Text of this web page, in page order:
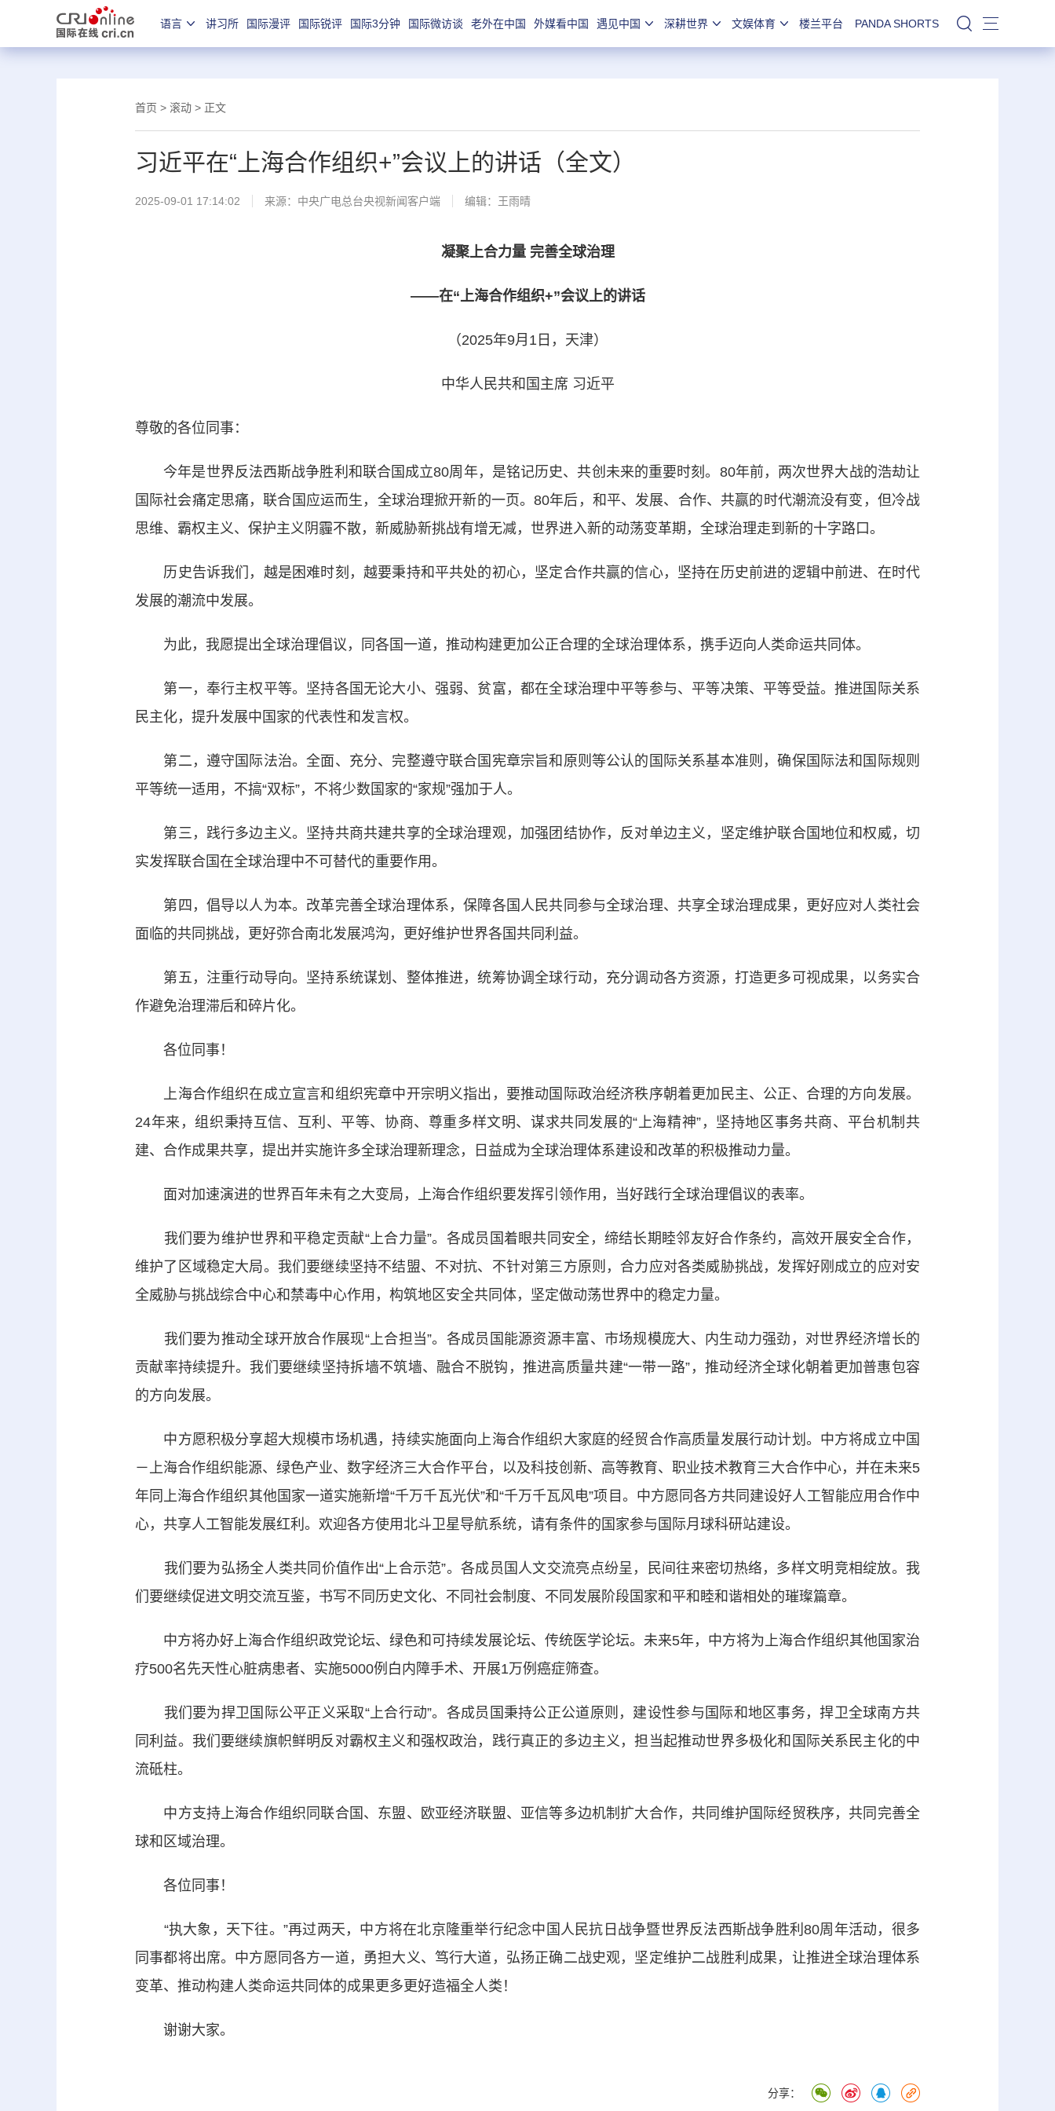
语言 讲习所 国际漫评 国际锐评 国际3分钟 国际微访谈 老外在中国 外媒看中国 遇见中国 深耕世界 文娱体育 楼兰平台 PANDA SHORTS 站内搜索
首页 > 滚动 > 正文
习近平在“上海合作组织+”会议上的讲话（全文）
2025-09-01 17:14:02 来源： 中央广电总台央视新闻客户端 编辑：王雨晴
凝聚上合力量 完善全球治理
——在“上海合作组织+”会议上的讲话
（2025年9月1日，天津）
中华人民共和国主席 习近平
尊敬的各位同事：
今年是世界反法西斯战争胜利和联合国成立80周年，是铭记历史、共创未来的重要时刻。80年前，两次世界大战的浩劫让
国际社会痛定思痛，联合国应运而生，全球治理掀开新的一页。80年后，和平、发展、合作、共赢的时代潮流没有变，但冷战
思维、霸权主义、保护主义阴霾不散，新威胁新挑战有增无减，世界进入新的动荡变革期，全球治理走到新的十字路口。
历史告诉我们，越是困难时刻，越要秉持和平共处的初心，坚定合作共赢的信心，坚持在历史前进的逻辑中前进、在时代
发展的潮流中发展。
为此，我愿提出全球治理倡议，同各国一道，推动构建更加公正合理的全球治理体系，携手迈向人类命运共同体。
第一，奉行主权平等。坚持各国无论大小、强弱、贫富，都在全球治理中平等参与、平等决策、平等受益。推进国际关系
民主化，提升发展中国家的代表性和发言权。
第二，遵守国际法治。全面、充分、完整遵守联合国宪章宗旨和原则等公认的国际关系基本准则，确保国际法和国际规则
平等统一适用，不搞“双标”，不将少数国家的“家规”强加于人。
第三，践行多边主义。坚持共商共建共享的全球治理观，加强团结协作，反对单边主义，坚定维护联合国地位和权威，切
实发挥联合国在全球治理中不可替代的重要作用。
第四，倡导以人为本。改革完善全球治理体系，保障各国人民共同参与全球治理、共享全球治理成果，更好应对人类社会
面临的共同挑战，更好弥合南北发展鸿沟，更好维护世界各国共同利益。
第五，注重行动导向。坚持系统谋划、整体推进，统筹协调全球行动，充分调动各方资源，打造更多可视成果，以务实合
作避免治理滞后和碎片化。
各位同事！
上海合作组织在成立宣言和组织宪章中开宗明义指出，要推动国际政治经济秩序朝着更加民主、公正、合理的方向发展。
24年来，组织秉持互信、互利、平等、协商、尊重多样文明、谋求共同发展的“上海精神”，坚持地区事务共商、平台机制共
建、合作成果共享，提出并实施许多全球治理新理念，日益成为全球治理体系建设和改革的积极推动力量。
面对加速演进的世界百年未有之大变局，上海合作组织要发挥引领作用，当好践行全球治理倡议的表率。
我们要为维护世界和平稳定贡献“上合力量”。各成员国着眼共同安全，缔结长期睦邻友好合作条约，高效开展安全合作，
维护了区域稳定大局。我们要继续坚持不结盟、不对抗、不针对第三方原则，合力应对各类威胁挑战，发挥好刚成立的应对安
全威胁与挑战综合中心和禁毒中心作用，构筑地区安全共同体，坚定做动荡世界中的稳定力量。
我们要为推动全球开放合作展现“上合担当”。各成员国能源资源丰富、市场规模庞大、内生动力强劲，对世界经济增长的
贡献率持续提升。我们要继续坚持拆墙不筑墙、融合不脱钩，推进高质量共建“一带一路”，推动经济全球化朝着更加普惠包容
的方向发展。
中方愿积极分享超大规模市场机遇，持续实施面向上海合作组织大家庭的经贸合作高质量发展行动计划。中方将成立中国
－上海合作组织能源、绿色产业、数字经济三大合作平台，以及科技创新、高等教育、职业技术教育三大合作中心，并在未来5
年同上海合作组织其他国家一道实施新增“千万千瓦光伏”和“千万千瓦风电”项目。中方愿同各方共同建设好人工智能应用合作中
心，共享人工智能发展红利。欢迎各方使用北斗卫星导航系统，请有条件的国家参与国际月球科研站建设。
我们要为弘扬全人类共同价值作出“上合示范”。各成员国人文交流亮点纷呈，民间往来密切热络，多样文明竞相绽放。我
们要继续促进文明交流互鉴，书写不同历史文化、不同社会制度、不同发展阶段国家和平和睦和谐相处的璀璨篇章。
中方将办好上海合作组织政党论坛、绿色和可持续发展论坛、传统医学论坛。未来5年，中方将为上海合作组织其他国家治
疗500名先天性心脏病患者、实施5000例白内障手术、开展1万例癌症筛查。
我们要为捍卫国际公平正义采取“上合行动”。各成员国秉持公正公道原则，建设性参与国际和地区事务，捍卫全球南方共
同利益。我们要继续旗帜鲜明反对霸权主义和强权政治，践行真正的多边主义，担当起推动世界多极化和国际关系民主化的中
流砥柱。
中方支持上海合作组织同联合国、东盟、欧亚经济联盟、亚信等多边机制扩大合作，共同维护国际经贸秩序，共同完善全
球和区域治理。
各位同事！
“执大象，天下往。”再过两天，中方将在北京隆重举行纪念中国人民抗日战争暨世界反法西斯战争胜利80周年活动，很多
同事都将出席。中方愿同各方一道，勇担大义、笃行大道，弘扬正确二战史观，坚定维护二战胜利成果，让推进全球治理体系
变革、推动构建人类命运共同体的成果更多更好造福全人类！
谢谢大家。
分享：